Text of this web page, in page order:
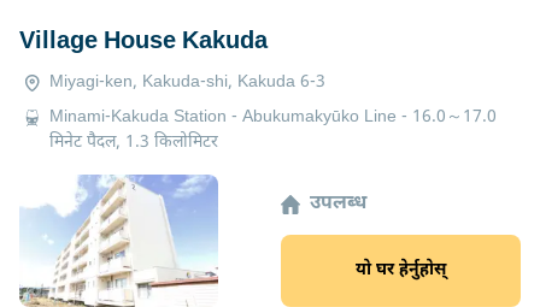
Village House Kakuda
Miyagi-ken, Kakuda-shi, Kakuda 6-3
Minami-Kakuda Station - Abukumakyūko Line - 16.0～17.0
मिनेट पैदल, 1.3 किलोमिटर
उपलब्ध
यो घर हेर्नुहोस्